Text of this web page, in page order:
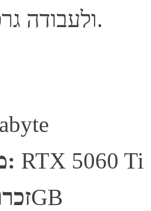
ולעבודה גרפית תובענית.
מעבד גרפי: RTX 5060 Ti
8GB